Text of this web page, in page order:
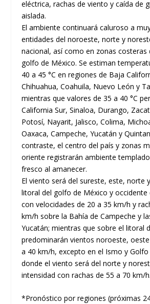
eléctrica, rachas de viento y caída de
aislada.
El ambiente continuará caluroso a
entidades del noroeste, norte y
nacional, así como en zonas costeras
golfo de México. Se estiman
40 a 45 °C en regiones de Baja
Chihuahua, Coahuila, Nuevo León y
mientras que valores de 35 a 40 °C
California Sur, Sinaloa, Durango,
Potosí, Nayarit, Jalisco, Colima,
Oaxaca, Campeche, Yucatán y
contraste, el centro del país y zonas
oriente registrarán ambiente
fresco al amanecer.
El viento será del sureste, este, norte
litoral del golfo de México y occidente
con velocidades de 20 a 35 km/h y
km/h sobre la Bahía de Campeche y
Yucatán; mientras que sobre el litoral
predominarán vientos noroeste,
a 40 km/h, excepto en el Ismo y
donde el viento será del norte y
intensidad con rachas de 55 a 70 km/h.
*Pronóstico por regiones (próximas